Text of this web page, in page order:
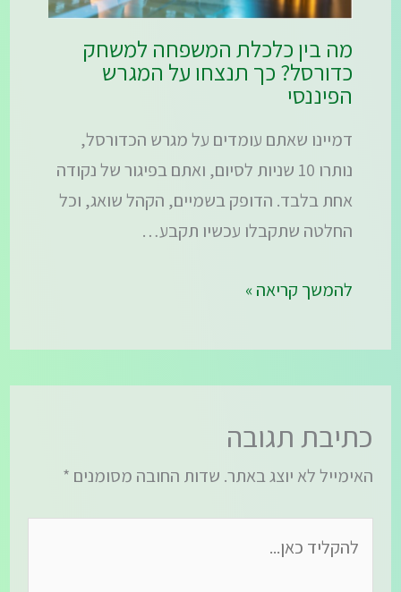
מה בין כלכלת המשפחה למשחק
כדורסל? כך תנצחו על המגרש
הפיננסי
דמיינו שאתם עומדים על מגרש הכדורסל,
נותרו 10 שניות לסיום, ואתם בפיגור של נקודה
אחת בלבד. הדופק בשמיים, הקהל שואג, וכל
החלטה שתקבלו עכשיו תקבע…
להמשך קריאה »
כתיבת תגובה
האימייל לא יוצג באתר. שדות החובה מסומנים *